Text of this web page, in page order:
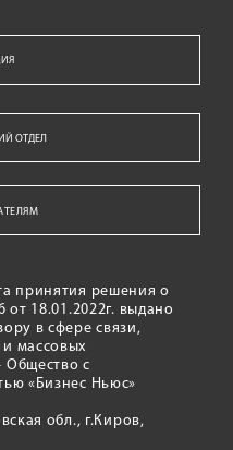
ОТДЕЛ
принятия решения о
18.01.2022г. выдано
в сфере связи,
массовых
с
«Бизнес Ньюс»
обл., г.Киров,